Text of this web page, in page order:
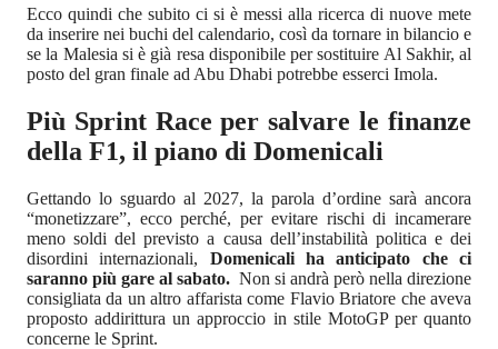
Ecco quindi che subito ci si è messi alla ricerca di nuove mete
da inserire nei buchi del calendario, così da tornare in bilancio e
se la Malesia si è già resa disponibile per sostituire Al Sakhir, al
posto del gran finale ad Abu Dhabi potrebbe esserci Imola.
Più Sprint Race per salvare le finanze
della F1, il piano di Domenicali
Gettando lo sguardo al 2027, la parola d’ordine sarà ancora
“monetizzare”, ecco perché, per evitare rischi di incamerare
meno soldi del previsto a causa dell’instabilità politica e dei
disordini internazionali, Domenicali ha anticipato che ci
saranno più gare al sabato. Non si andrà però nella direzione
consigliata da un altro affarista come Flavio Briatore che aveva
proposto addirittura un approccio in stile MotoGP per quanto
concerne le Sprint.